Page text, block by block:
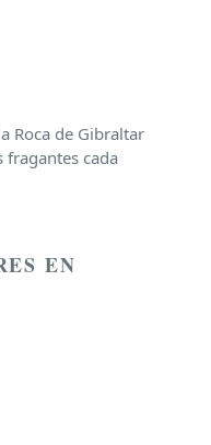
Roca de Gibraltar
fragantes cada
EN